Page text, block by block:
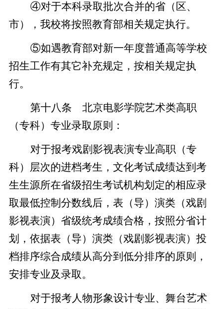
④对于本科录取批次合并的省（区、
市），我校将按照教育部相关规定执行。
⑤如遇教育部对新一年度普通高等学校
招生工作有其它补充规定，按相关规定执
行。
第十八条 北京电影学院艺术类高职
（专科）专业录取原则：
对于报考戏剧影视表演专业高职（专
科）层次的进档考生，文化考试成绩达到考
生生源所在省级招生考试机构划定的相应录
取最低控制分数线后，表（导）演类（戏剧
影视表演）省级统考成绩合格，按照分省计
划，依据表（导）演类（戏剧影视表演）投
档排序综合成绩从高分到低分排序的原则，
安排专业及录取。
对于报考人物形象设计专业、舞台艺术